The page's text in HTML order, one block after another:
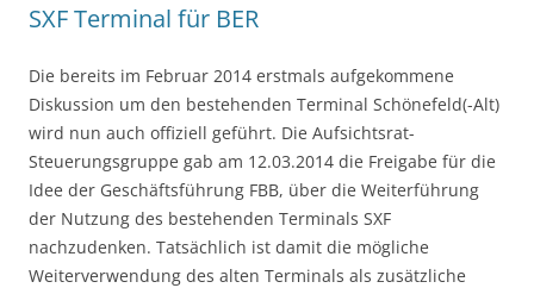
SXF Terminal für BER
Die bereits im Februar 2014 erstmals aufgekommene
Diskussion um den bestehenden Terminal Schönefeld(-Alt)
wird nun auch offiziell geführt. Die Aufsichtsrat-
Steuerungsgruppe gab am 12.03.2014 die Freigabe für die
Idee der Geschäftsführung FBB, über die Weiterführung
der Nutzung des bestehenden Terminals SXF
nachzudenken. Tatsächlich ist damit die mögliche
Weiterverwendung des alten Terminals als zusätzliche